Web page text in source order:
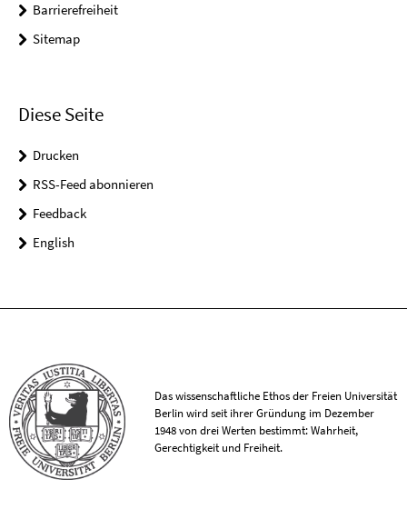
Barrierefreiheit
Sitemap
Diese Seite
Drucken
RSS-Feed abonnieren
Feedback
English
Das wissenschaftliche Ethos der Freien Universität
Berlin wird seit ihrer Gründung im Dezember
1948 von drei Werten bestimmt: Wahrheit,
Gerechtigkeit und Freiheit.